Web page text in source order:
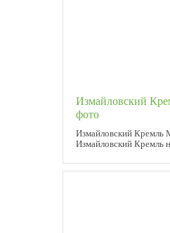
Измайловский
фото
Измайловский Кремль
Измайловский Кремль